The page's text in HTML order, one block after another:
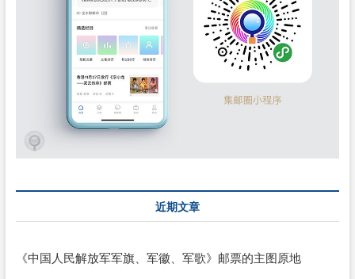
近期文章
《中国人民解放军军旗、军徽、军歌》邮票的主图原地